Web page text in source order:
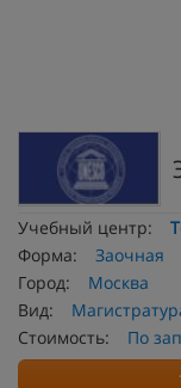
Учебный центр:
Форма:
Заочная
Город:
Москва
Вид:
Стоимость:
По